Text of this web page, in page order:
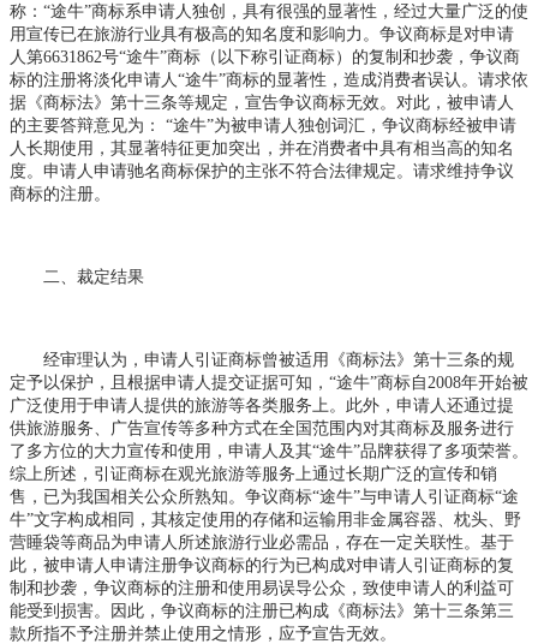
称：“途牛”商标系申请人独创，具有很强的显著性，经过大量广泛的使
用宣传已在旅游行业具有极高的知名度和影响力。争议商标是对申请
人第6631862号“途牛”商标（以下称引证商标）的复制和抄袭，争议商
标的注册将淡化申请人“途牛”商标的显著性，造成消费者误认。请求依
据《商标法》第十三条等规定，宣告争议商标无效。对此，被申请人
的主要答辩意见为： “途牛”为被申请人独创词汇，争议商标经被申请
人长期使用，其显著特征更加突出，并在消费者中具有相当高的知名
度。申请人申请驰名商标保护的主张不符合法律规定。请求维持争议
商标的注册。
二、裁定结果
经审理认为，申请人引证商标曾被适用《商标法》第十三条的规
定予以保护，且根据申请人提交证据可知，“途牛”商标自2008年开始被
广泛使用于申请人提供的旅游等各类服务上。此外，申请人还通过提
供旅游服务、广告宣传等多种方式在全国范围内对其商标及服务进行
了多方位的大力宣传和使用，申请人及其“途牛”品牌获得了多项荣誉。
综上所述，引证商标在观光旅游等服务上通过长期广泛的宣传和销
售，已为我国相关公众所熟知。争议商标“途牛”与申请人引证商标“途
牛”文字构成相同，其核定使用的存储和运输用非金属容器、枕头、野
营睡袋等商品为申请人所述旅游行业必需品，存在一定关联性。基于
此，被申请人申请注册争议商标的行为已构成对申请人引证商标的复
制和抄袭，争议商标的注册和使用易误导公众，致使申请人的利益可
能受到损害。因此，争议商标的注册已构成《商标法》第十三条第三
款所指不予注册并禁止使用之情形，应予宣告无效。